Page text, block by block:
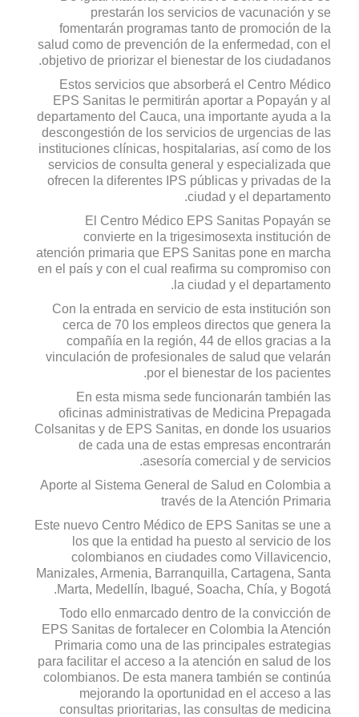
prestarán los servicios de vacunación y se
fomentarán programas tanto de promoción de la
salud como de prevención de la enfermedad, con el
objetivo de priorizar el bienestar de los ciudadanos.
Estos servicios que absorberá el Centro Médico
EPS Sanitas le permitirán aportar a Popayán y al
departamento del Cauca, una importante ayuda a la
descongestión de los servicios de urgencias de las
instituciones clínicas, hospitalarias, así como de los
servicios de consulta general y especializada que
ofrecen la diferentes IPS públicas y privadas de la
ciudad y el departamento.
El Centro Médico EPS Sanitas Popayán se
convierte en la trigesimosexta institución de
atención primaria que EPS Sanitas pone en marcha
en el país y con el cual reafirma su compromiso con
la ciudad y el departamento.
Con la entrada en servicio de esta institución son
cerca de 70 los empleos directos que genera la
compañía en la región, 44 de ellos gracias a la
vinculación de profesionales de salud que velarán
por el bienestar de los pacientes.
En esta misma sede funcionarán también las
oficinas administrativas de Medicina Prepagada
Colsanitas y de EPS Sanitas, en donde los usuarios
de cada una de estas empresas encontrarán
asesoría comercial y de servicios.
Aporte al Sistema General de Salud en Colombia a
través de la Atención Primaria
Este nuevo Centro Médico de EPS Sanitas se une a
los que la entidad ha puesto al servicio de los
colombianos en ciudades como Villavicencio,
Manizales, Armenia, Barranquilla, Cartagena, Santa
Marta, Medellín, Ibagué, Soacha, Chía, y Bogotá.
Todo ello enmarcado dentro de la convicción de
EPS Sanitas de fortalecer en Colombia la Atención
Primaria como una de las principales estrategias
para facilitar el acceso a la atención en salud de los
colombianos. De esta manera también se continúa
mejorando la oportunidad en el acceso a las
consultas prioritarias, las consultas de medicina